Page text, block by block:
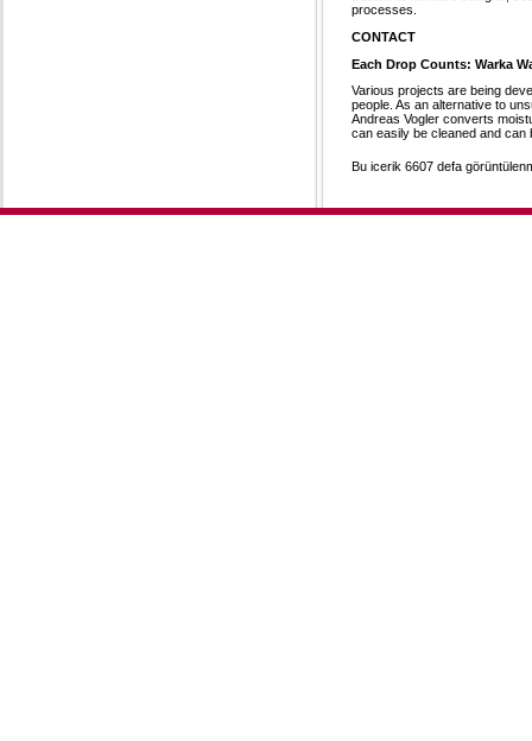
processes.
CONTACT
Each Drop Counts: Warka
Various projects are being
people. As an alternative to
Andreas Vogler converts
can easily be cleaned and can
Bu icerik 6607 defa